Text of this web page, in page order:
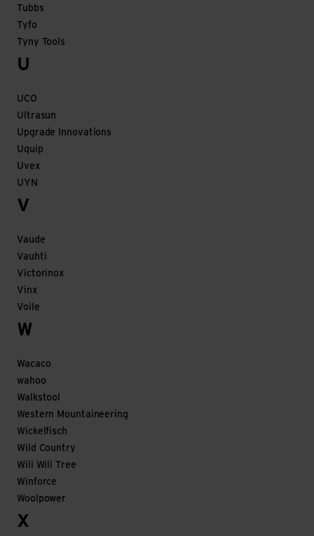
Tubbs
Tyfo
Tyny Tools
U
UCO
Ultrasun
Upgrade Innovations
Uquip
Uvex
UYN
V
Vaude
Vauhti
Victorinox
Vinx
Voile
W
Wacaco
wahoo
Walkstool
Western Mountaineering
Wickelfisch
Wild Country
Wili Wili Tree
Winforce
Woolpower
X